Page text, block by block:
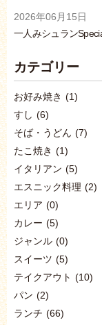
2026年06月15日
一人みシュラン
カテゴリー
お好み焼き (1)
すし (6)
そば・うどん (7)
たこ焼き (1)
イタリアン (5)
エスニック料理 (2)
エリア (0)
カレー (5)
ジャンル (0)
スイーツ (5)
テイクアウト (10)
パン (2)
ランチ (66)